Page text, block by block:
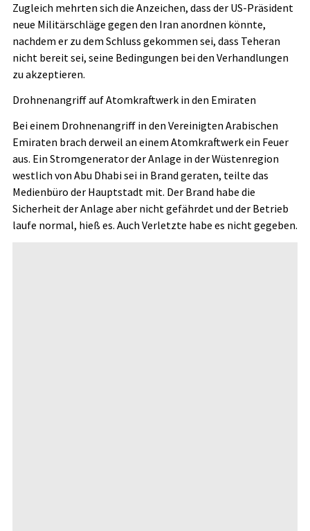
Zugleich mehrten sich die Anzeichen, dass der US-Präsident
neue Militärschläge gegen den Iran anordnen könnte,
nachdem er zu dem Schluss gekommen sei, dass Teheran
nicht bereit sei, seine Bedingungen bei den Verhandlungen
zu akzeptieren.
Drohnenangriff auf Atomkraftwerk in den Emiraten
Bei einem Drohnenangriff in den Vereinigten Arabischen
Emiraten brach derweil an einem Atomkraftwerk ein Feuer
aus. Ein Stromgenerator der Anlage in der Wüstenregion
westlich von Abu Dhabi sei in Brand geraten, teilte das
Medienbüro der Hauptstadt mit. Der Brand habe die
Sicherheit der Anlage aber nicht gefährdet und der Betrieb
laufe normal, hieß es. Auch Verletzte habe es nicht gegeben.